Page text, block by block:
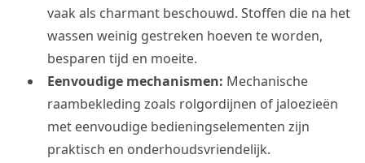
vaak als charmant beschouwd. Stoffen die na het
wassen weinig gestreken hoeven te worden,
besparen tijd en moeite.
Eenvoudige mechanismen: Mechanische
raambekleding zoals rolgordijnen of jaloezieën
met eenvoudige bedieningselementen zijn
praktisch en onderhoudsvriendelijk.